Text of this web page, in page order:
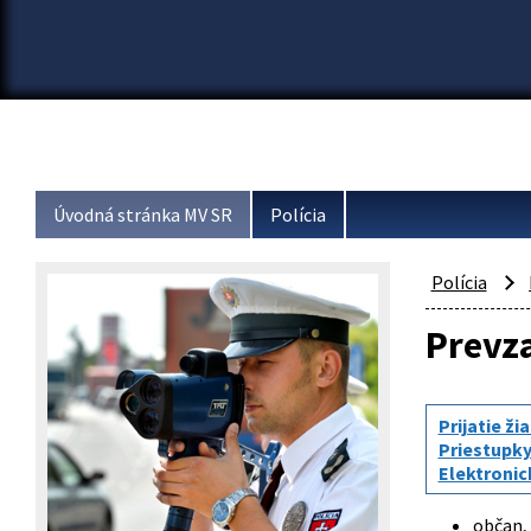
Úvodná stránka MV SR Polícia
Polícia
Prijatie
Priestupky